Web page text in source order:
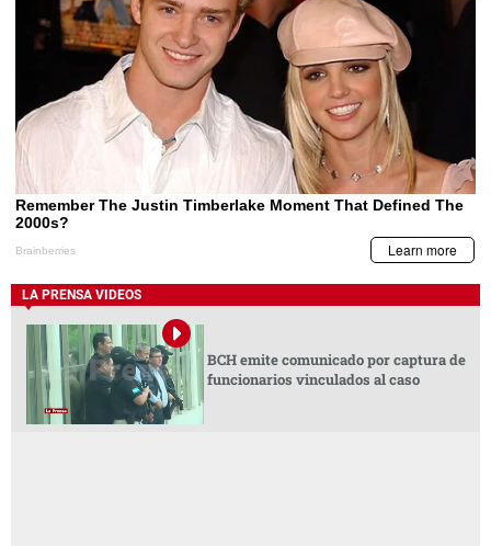
LA PRENSA VIDEOS
BCH emite comunicado por captura de
funcionarios vinculados al caso